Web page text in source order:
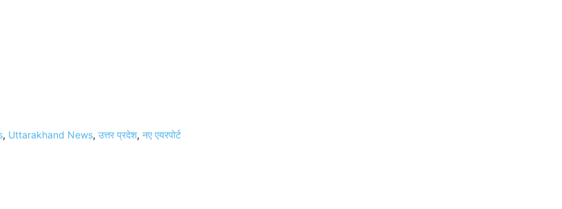
, Uttarakhand News, उत्तर प्रदेश, नए एयरपोर्ट